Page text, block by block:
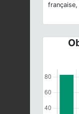
française,